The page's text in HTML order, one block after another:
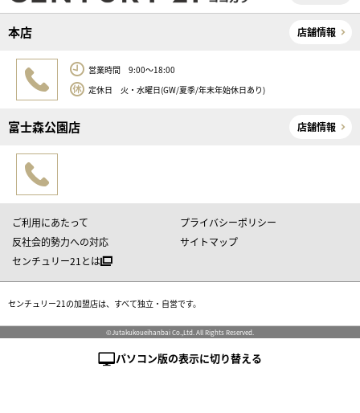
本店 店舗情報
営業時間 9:00～18:00
定休日 火・水曜日(GW/夏季/年末年始休日あり)
富士森公園店 店舗情報
ご利用にあたって
プライバシーポリシー
反社会的勢力への対応
サイトマップ
センチュリー21とは
センチュリー21の加盟店は、すべて独立・自営です。
©Jutakukoueihanbai Co.,Ltd. All Rights Reserved.
パソコン版の表示に切り替える